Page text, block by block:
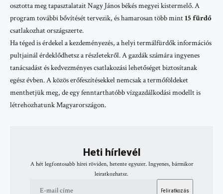
osztotta meg tapasztalatait Nagy János békés megyei kistermelő. A
program további bővítését tervezik, és hamarosan több mint15 fürdő
csatlakozhat országszerte.
Ha téged is érdekel a kezdeményezés, ahelyi termálfürdők információs
pultjainálérdeklődhetsz a részletekről. A gazdák számáraingyenes
tanácsadástés kedvezményes csatlakozási lehetőséget biztosítanak
egész évben. A közös erőfeszítésekkel nemcsak a termőföldeket
menthetjük meg, de egy fenntarthatóbb vízgazdálkodási modellt is
létrehozhatunk Magyarországon.
Heti hírlevél
A hét legfontosabb hírei röviden, hetente egyszer. Ingyenes, bármikor
leiratkozhatsz.